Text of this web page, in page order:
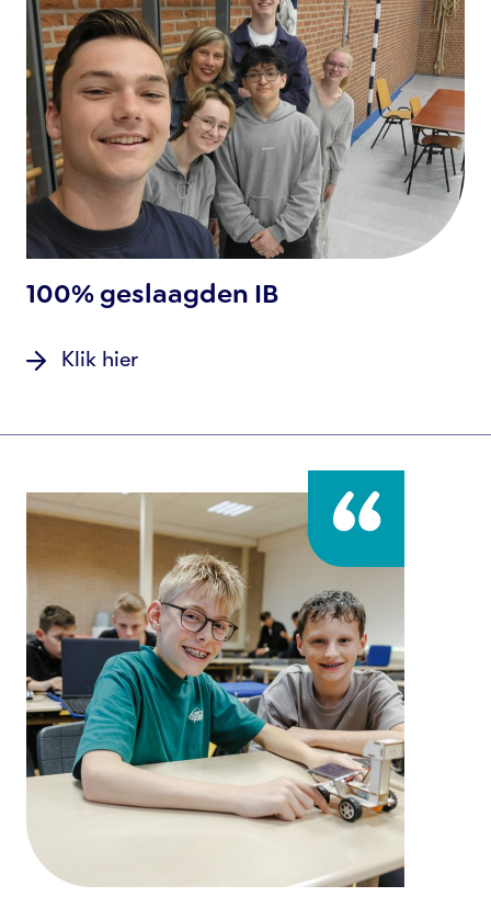
100% geslaagden IB
Klik hier